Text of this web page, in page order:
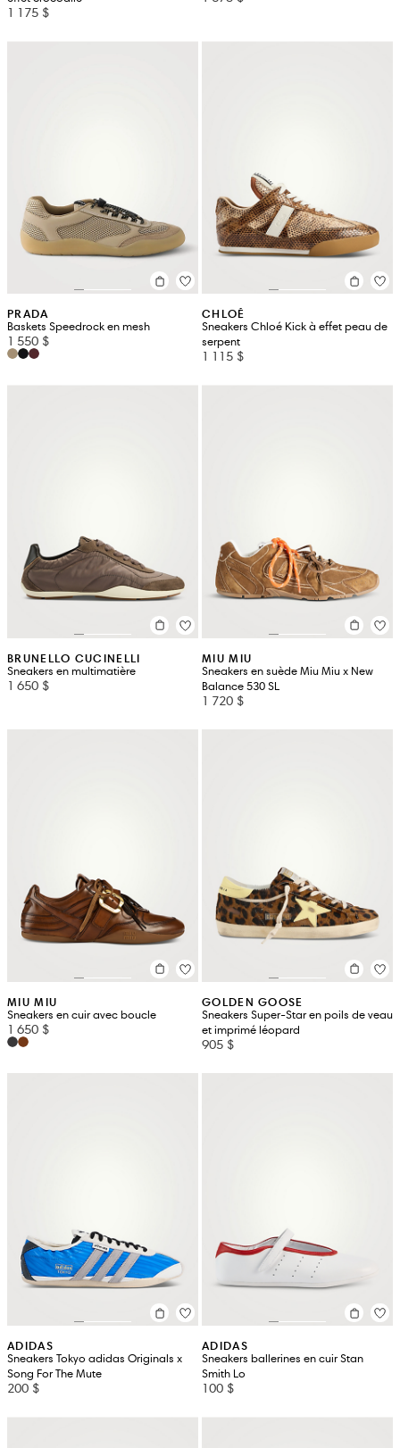
1 175 $
PRADA
Baskets Speedrock en mesh
1 550 $
CHLOÉ
Sneakers Chloé Kick à effet peau de
serpent
1 115 $
BRUNELLO CUCINELLI
Sneakers en multimatière
1 650 $
MIU MIU
Sneakers en suède Miu Miu x New
Balance 530 SL
1 720 $
MIU MIU
Sneakers en cuir avec boucle
1 650 $
GOLDEN GOOSE
Sneakers Super-Star en poils de veau
et imprimé léopard
905 $
ADIDAS
Sneakers Tokyo adidas Originals x
Song For The Mute
200 $
ADIDAS
Sneakers ballerines en cuir Stan
Smith Lo
100 $